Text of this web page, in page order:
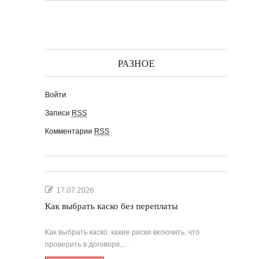
РАЗНОЕ
Войти
Записи RSS
Комментарии RSS
17.07.2026
Как выбрать каско без переплаты
Как выбрать каско: какие риски включить, что
проверить в договоре,…